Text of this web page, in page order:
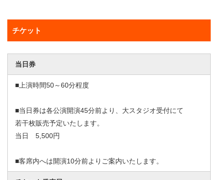
チケット
当日券
■上演時間50～60分程度
■当日券は各公演開演45分前より、大スタジオ受付にて
若干枚販売予定いたします。
当日 5,500円
■客席内へは開演10分前よりご案内いたします。